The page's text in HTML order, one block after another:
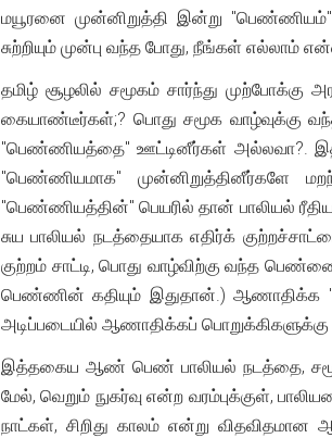
மயூரனை முன்னிறுத்தி இன்று
சுற்றியும் முன்பு வந்த போது, நீங்கள்
தமிழ் சூழலில் சமூகம் சார்ந்து
கையாண்டீர்கள்;? பொது சமூக வாழ்வுக்கு
"பெண்ணியத்தை" ஊட்டினீர்கள் அல்லவா?.
"பெண்ணியமாக" முன்னிறுத்தினீர்களே
"பெண்ணியத்தின்" பெயரில் தான் பாலியல்
சுய பாலியல் நடத்தையாக எதிர்க்
குற்றம் சாட்டி, பொது வாழ்விற்கு வந்த
பெண்ணின் கதியும் இதுதான்.)
அடிப்படையில் ஆணாதிக்கப்
இத்தகைய ஆண் பெண் பாலியல் நடத்தை, சமூக
மேல், வெறும் நுகர்வு என்ற வரம்புக்குள்,
நாட்கள், சிறிது காலம் என்று விதவிதமான